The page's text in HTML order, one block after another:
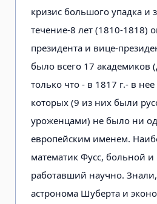
кризис большого упадка и
течение-8 лет (1810-1818)
президента и вице-
было всего 17 академиков
только что - в 1817 г.- в
которых (9 из них были
уроженцами) не было ни
европейским именем.
математик Фусс, больной
работавший научно.
астронома Шуберта и